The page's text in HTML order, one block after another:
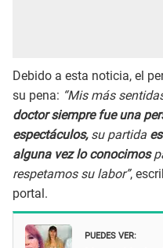
Debido a esta noticia, el
su pena: “Mis más
doctor siempre fue una
espectáculos,su partida
alguna vez lo conocimos
respetamos su labor”,
portal.
PUEDES VER: